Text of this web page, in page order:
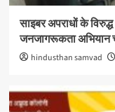
साइबर अपराधों के
जनजागरूकता अभियान
hindusthan samvad